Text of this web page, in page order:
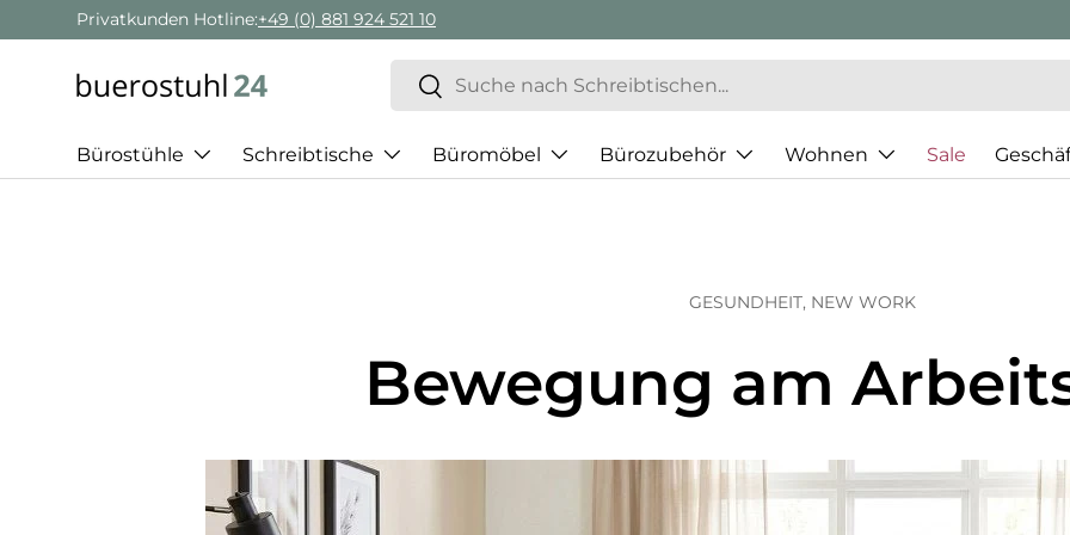
Direkt zum Inhalt
Privatkunden Hotline:+49 (0) 881 924 521 10
Suchen
Suchen
Bürostühle Schreibtische Büromöbel Bürozubehör Wohnen Sale
GESUNDHEIT, NEW WORK
Bewegung am